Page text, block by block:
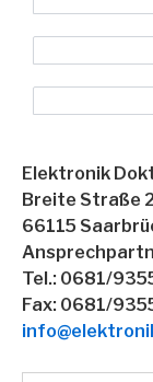
Elektronik
Breite Straße
66115
Tel.: 0681/
Fax: 0681/